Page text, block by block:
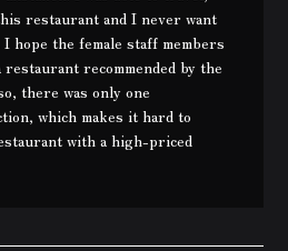
restaurant and I never want
hope the female staff members
recommended by the
there was only one
which makes it hard to
with a high-priced